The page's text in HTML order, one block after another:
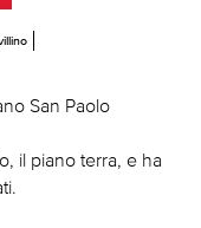
San Paolo
il piano terra, e ha